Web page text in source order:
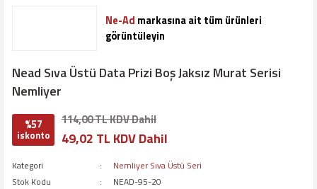
Ne-Ad markasına ait tüm ürünleri
görüntüleyin
Nead Sıva Üstü Data Prizi Boş Jaksız Murat Serisi
Nemliyer
%57
iskonto
114,00 TL KDV Dahil
49,02 TL KDV Dahil
Kategori
Nemliyer Sıva Üstü Seri
Stok Kodu
NEAD-95-20